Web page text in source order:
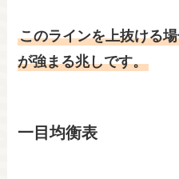
このラインを上抜ける
が強まる兆しです。
一目均衡表